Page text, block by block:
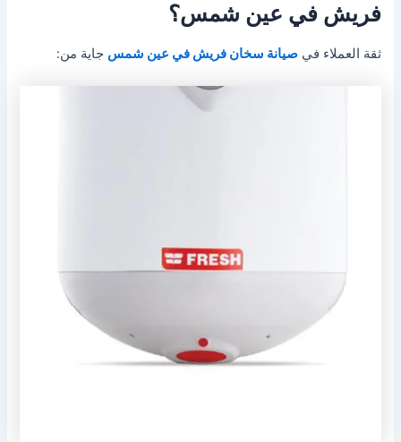
فريش في عين شمس؟
ثقة العملاء فيصيانة سخان فريش في عين شمس جاية من: